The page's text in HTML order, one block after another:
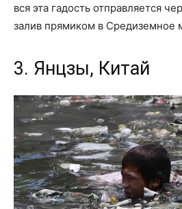
вся эта гадость отправляется
залив прямиком в Средиземное
3. Янцзы, Китай